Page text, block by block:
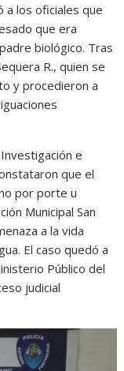
a los oficiales que
que era
biológico. Tras
R., quien se
y procedieron a
e
que el
por porte u
Municipal San
a la vida
El caso quedó a
Público del
judicial